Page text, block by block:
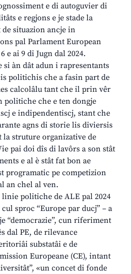
e di autoguvier di
e regjons e je stade la
situazion ancje in
pal Parlament European
e ai 9 di Jugn dal 2024.
àn dât adun i rapresentants
politichis che a fasin part de
calcolâlu tant che il prin vêr
politiche che e ten dongje
e indipendentiscj, stant che
agns di storie lis diviersis
la struture organizative de
pai doi dîs di lavôrs a son stât
e al è stât fat bon ae
programatic pe competizion
an chel al ven.
politiche de ALE pal 2024
sproc “Europe par ducj” – a
“democrazie”, cun riferiment
dal PE, de rilevance
substatâi e de
Europeane (CE), intant
«un concet di fonde